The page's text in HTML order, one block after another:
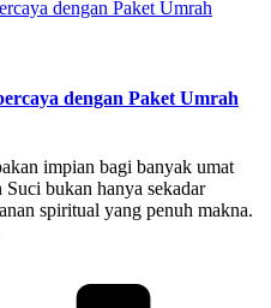
dengan Paket Umrah
impian bagi banyak umat
bukan hanya sekadar
spiritual yang penuh makna.